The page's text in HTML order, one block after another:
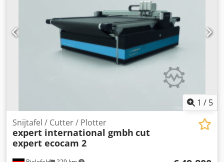
wijnflessen (75cl) Dsdpfx Ajwhk Dvofwock - Afmetingen: L.
200 cm - B. 150 cm - H. 250 cm Leveringsomvang -
Draadbeugel-aanbrenger - Bedieningsplatformen
1 / 5
Snijtafel / Cutter / Plotter
expert international gmbh cut
expert ecocam 2